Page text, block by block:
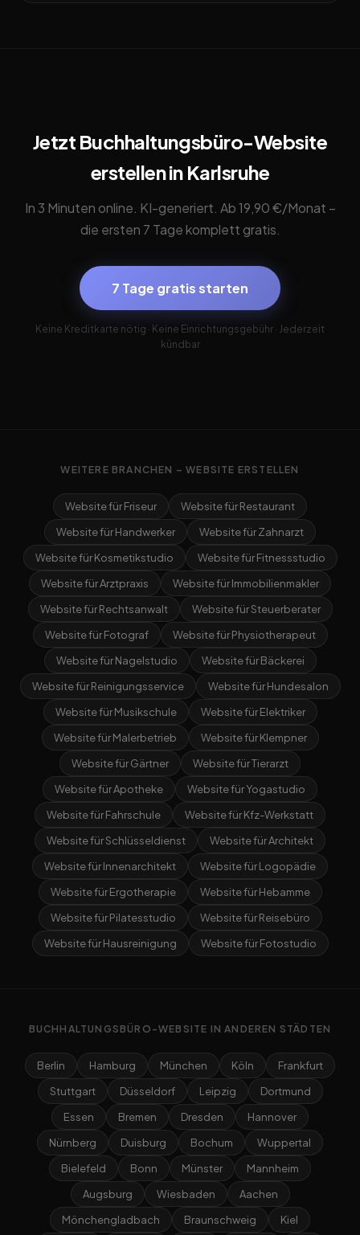
Jetzt Buchhaltungsbüro-Website
erstellen in Karlsruhe
In 3 Minuten online. KI-generiert. Ab 19,90 €/Monat –
die ersten 7 Tage komplett gratis.
7 Tage gratis starten
Keine Kreditkarte nötig · Keine Einrichtungsgebühr · Jederzeit
kündbar
WEITERE BRANCHEN – WEBSITE ERSTELLEN
Website für Friseur
Website für Restaurant
Website für Handwerker
Website für Zahnarzt
Website für Kosmetikstudio
Website für Fitnessstudio
Website für Arztpraxis
Website für Immobilienmakler
Website für Rechtsanwalt
Website für Steuerberater
Website für Fotograf
Website für Physiotherapeut
Website für Nagelstudio
Website für Bäckerei
Website für Reinigungsservice
Website für Hundesalon
Website für Musikschule
Website für Elektriker
Website für Malerbetrieb
Website für Klempner
Website für Gärtner
Website für Tierarzt
Website für Apotheke
Website für Yogastudio
Website für Fahrschule
Website für Kfz-Werkstatt
Website für Schlüsseldienst
Website für Architekt
Website für Innenarchitekt
Website für Logopädie
Website für Ergotherapie
Website für Hebamme
Website für Pilatesstudio
Website für Reisebüro
Website für Hausreinigung
Website für Fotostudio
BUCHHALTUNGSBÜRO-WEBSITE IN ANDEREN STÄDTEN
Berlin Hamburg München Köln
Frankfurt
Stuttgart
Düsseldorf Leipzig
Dortmund
Essen
Bremen Dresden
Hannover
Nürnberg
Duisburg Bochum
Wuppertal
Bielefeld
Bonn Münster
Mannheim
Augsburg
Wiesbaden
Aachen
Mönchengladbach
Braunschweig Kiel